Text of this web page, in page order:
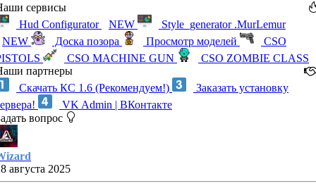
сервисы
Hud Configurator
NEW
Style_generator .MurLemur
NEW
Доска позора Просмотр моделей
CSO
CSO MACHINE GUN
CSO ZOMBIE CLASS
партнеры
Скачать КС 1.6 (Рекомендуем!)
Заказать установку
VK Admin | ВКонтакте
вопрос
августа 2025